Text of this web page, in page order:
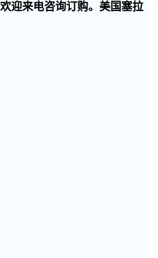
迎来电咨询订购。美国塞拉